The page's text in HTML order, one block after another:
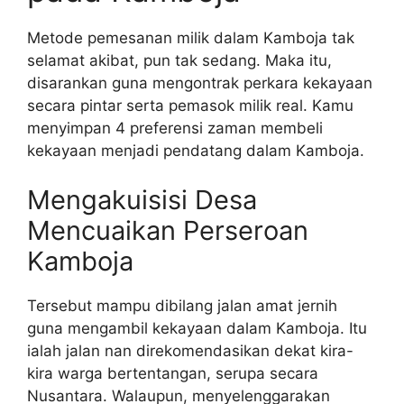
Metode pemesanan milik dalam Kamboja tak
selamat akibat, pun tak sedang. Maka itu,
disarankan guna mengontrak perkara kekayaan
secara pintar serta pemasok milik real. Kamu
menyimpan 4 preferensi zaman membeli
kekayaan menjadi pendatang dalam Kamboja.
Mengakuisisi Desa
Mencuaikan Perseroan
Kamboja
Tersebut mampu dibilang jalan amat jernih
guna mengambil kekayaan dalam Kamboja. Itu
ialah jalan nan direkomendasikan dekat kira-
kira warga bertentangan, serupa secara
Nusantara. Walaupun, menyelenggarakan